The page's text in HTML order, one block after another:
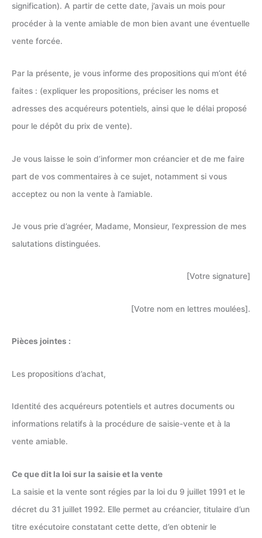
signification). A partir de cette date, j’avais un mois pour
procéder à la vente amiable de mon bien avant une éventuelle
vente forcée.
Par la présente, je vous informe des propositions qui m’ont été
faites : (expliquer les propositions, préciser les noms et
adresses des acquéreurs potentiels, ainsi que le délai proposé
pour le dépôt du prix de vente).
Je vous laisse le soin d’informer mon créancier et de me faire
part de vos commentaires à ce sujet, notamment si vous
acceptez ou non la vente à l’amiable.
Je vous prie d’agréer, Madame, Monsieur, l’expression de mes
salutations distinguées.
[Votre signature]
[Votre nom en lettres moulées].
Pièces jointes :
Les propositions d’achat,
Identité des acquéreurs potentiels et autres documents ou
informations relatifs à la procédure de saisie-vente et à la
vente amiable.
Ce que dit la loi sur la saisie et la vente
La saisie et la vente sont régies par la loi du 9 juillet 1991 et le
décret du 31 juillet 1992. Elle permet au créancier, titulaire d’un
titre exécutoire constatant cette dette, d’en obtenir le